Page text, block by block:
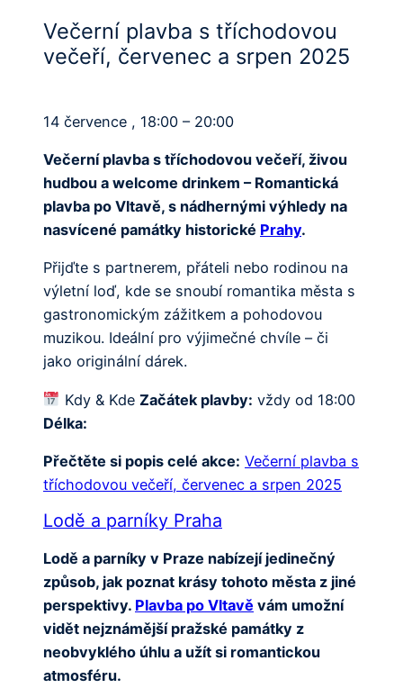
Večerní plavba s tříchodovou
večeří, červenec a srpen 2025
14 července , 18:00 – 20:00
Večerní plavba s tříchodovou večeří, živou
hudbou a welcome drinkem – Romantická
plavba po Vltavě, s nádhernými výhledy na
nasvícené památky historické Prahy.
Přijďte s partnerem, přáteli nebo rodinou na
výletní loď, kde se snoubí romantika města s
gastronomickým zážitkem a pohodovou
muzikou. Ideální pro výjimečné chvíle – či
jako originální dárek.
Kdy & Kde Začátek plavby: vždy od 18:00
Délka:
Přečtěte si popis celé akce: Večerní plavba s
tříchodovou večeří, červenec a srpen 2025
Lodě a parníky Praha
Lodě a parníky v Praze nabízejí jedinečný
způsob, jak poznat krásy tohoto města z jiné
perspektivy. Plavba po Vltavě vám umožní
vidět nejznámější pražské památky z
neobvyklého úhlu a užít si romantickou
atmosféru.